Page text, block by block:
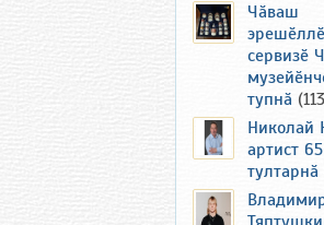
Чӑваш
сервизӗ
тупнӑ
Николай
артист
тултарнӑ